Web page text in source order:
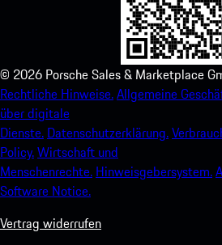
© 2026 Porsche Sales & Marketplace
Rechtliche Hinweise.Allgemeine
über digitale
Dienste. Datenschutzerklärung.
Policy.Wirtschaft und
Menschenrechte. Hinweisgebersystem.
Software Notice.
Vertrag widerrufen